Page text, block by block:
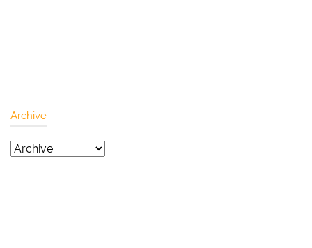
Archive